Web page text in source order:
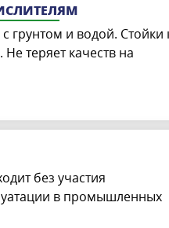
грунтом и водой. Стойки
теряет качеств на
без участия
в промышленных